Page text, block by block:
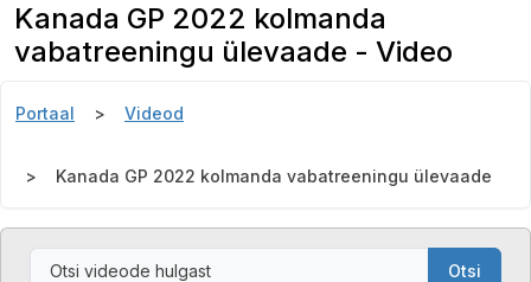
Kanada GP 2022 kolmanda
vabatreeningu ülevaade - Video
Portaal Videod
Kanada GP 2022 kolmanda vabatreeningu ülevaade
Otsi